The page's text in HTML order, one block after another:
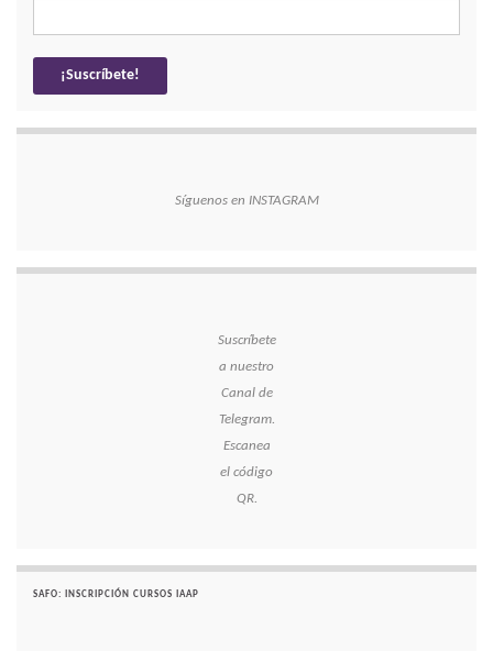
Síguenos en INSTAGRAM
Suscríbete
a nuestro
Canal de
Telegram.
Escanea
el código
QR.
SAFO: INSCRIPCIÓN CURSOS IAAP